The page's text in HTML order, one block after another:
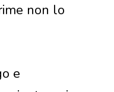
non lo
e